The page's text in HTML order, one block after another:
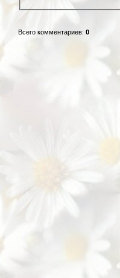
Всего комментариев: 0